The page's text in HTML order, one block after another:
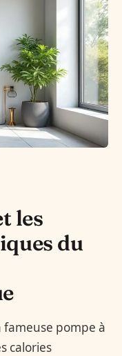
les
du
fameuse pompe à
calories